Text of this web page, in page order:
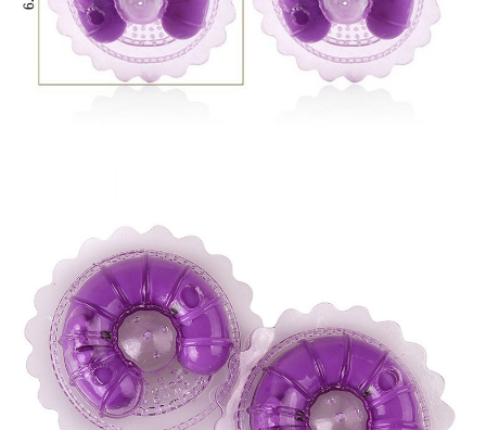
-
Kích
Hưng
Nhũ
Hoa
Mini
-
Kích
Thích
Hưng